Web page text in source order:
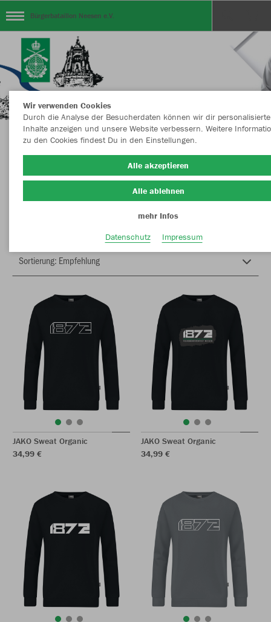
Bürgerbataillon Neesen e.V.
Bürgerbataillon NEESEN e.V.
Farbe
JAKO Sweat Organic
34,99 €
JAKO Sweat Organic
34,99 €
Wir verwenden Cookies
Durch die Analyse der Besucherdaten können wir dir personalisierte
Inhalte anzeigen und unsere Website verbessern. Weitere
zu den Cookies findest Du in den Einstellungen.
Alle akzeptieren
Alle ablehnen
mehr Infos
Datenschutz
Impressum